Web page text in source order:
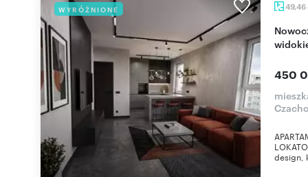
WYRÓŻNIONE 49,46
Nowoczesny apartament z panoramicznym
450
design,